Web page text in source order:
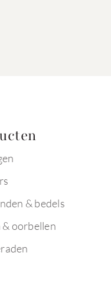
& bedels
& oorbellen